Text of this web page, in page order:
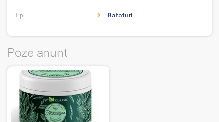
Tip Bataturi
Poze anunt